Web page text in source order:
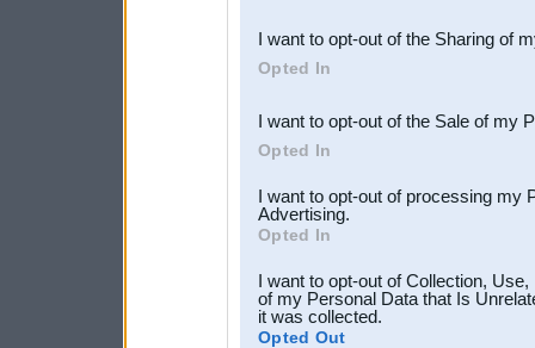
Downstream Participants
third parties.
I want to opt-out of the Sharing of
Opted In
I want to opt-out of the Sale of my
Opted In
I want to opt-out of processing my
Advertising.
Opted In
I want to opt-out of Collection,
of my Personal Data that Is
it was collected.
Opted Out